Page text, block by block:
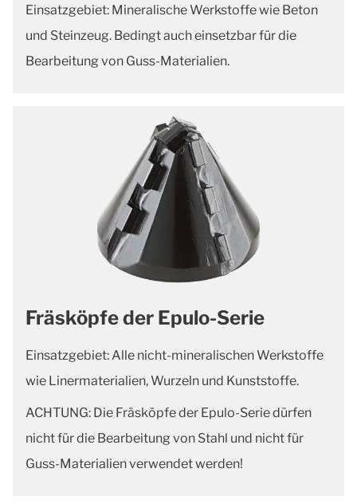
Einsatzgebiet: Mineralische Werkstoffe wie Beton
und Steinzeug. Bedingt auch einsetzbar für die
Bearbeitung von Guss-Materialien.
Fräsköpfe der Epulo-Serie
Einsatzgebiet: Alle nicht-mineralischen Werkstoffe
wie Linermaterialien, Wurzeln und Kunststoffe.
ACHTUNG: Die Fräsköpfe der Epulo-Serie dürfen
nicht für die Bearbeitung von Stahl und nicht für
Guss-Materialien verwendet werden!